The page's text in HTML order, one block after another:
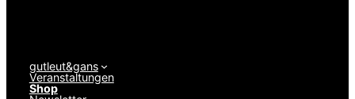
gutleut&gans
Veranstaltungen
Shop